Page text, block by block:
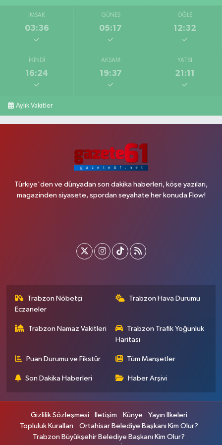
İMSAK
03:36
GÜNEŞ
05:17
ÖĞLE
12:32
İKINDI
16:24
AKŞAM
19:37
YATSI
21:11
Aylık Vakitler
Türkiye'den ve dünyadan son dakika haberleri, köşe yazıları,
magazinden siyasete, spordan seyahate her konuda Flow!
Trabzon Nöbetçi
Eczaneler
Trabzon Hava Durumu
Trabzon Namaz Vakitleri
Trabzon Trafik Yoğunluk
Haritası
Puan Durumu ve Fikstür Tüm Manşetler
Son Dakika Haberleri Haber Arşivi
Gizlilik Sözleşmesi İletişim Künye
Yayın İlkeleri
Topluluk Kuralları
Ortahisar Belediye Başkanı Kim Olur?
Trabzon Büyükşehir Belediye Başkanı Kim Olur?